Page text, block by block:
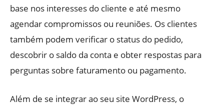
base nos interesses do cliente e até mesmo
agendar compromissos ou reuniões. Os clientes
também podem verificar o status do pedido,
descobrir o saldo da conta e obter respostas para
perguntas sobre faturamento ou pagamento.
Além de se integrar ao seu site WordPress, o